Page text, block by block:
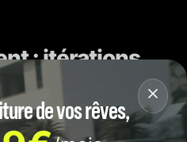
: itérations,
client
de vos rêves,